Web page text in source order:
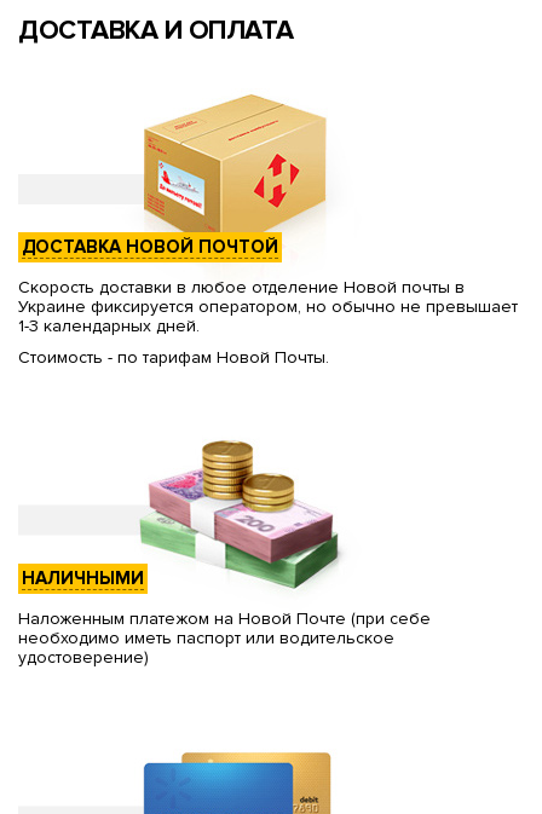
ДОСТАВКА И ОПЛАТА
ДОСТАВКА НОВОЙ ПОЧТОЙ
Скорость доставки в любое отделение Новой почты в
Украине фиксируется оператором, но обычно не превышает
1-3 календарных дней.
Стоимость - по тарифам Новой Почты.
НАЛИЧНЫМИ
Наложенным платежом на Новой Почте (при себе
необходимо иметь паспорт или водительское
удостоверение)